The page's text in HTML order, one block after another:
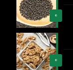
0
0